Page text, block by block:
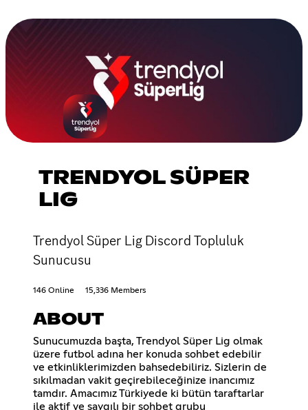
TRENDYOL SÜPER
LIG
Trendyol Süper Lig Discord Topluluk
Sunucusu
146 Online 15,336 Members
ABOUT
Sunucumuzda başta, Trendyol Süper Lig olmak
üzere futbol adına her konuda sohbet edebilir
ve etkinliklerimizden bahsedebiliriz. Sizlerin de
sıkılmadan vakit geçirebileceğinize inancımız
tamdır. Amacımız Türkiyede ki bütün taraftarlar
ile aktif ve saygılı bir sohbet grubu